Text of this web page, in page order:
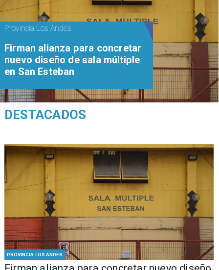
PROVINCIA LOS ANDES
Provincia Los Andes
​​Firman alianza para concretar
nuevo diseño de sala múltiple
en San Esteban
DESTACADOS